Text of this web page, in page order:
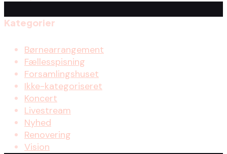
Kategorier
Børnearrangement
Fællesspisning
Forsamlingshuset
Ikke-kategoriseret
Koncert
Livestream
Nyhed
Renovering
Vision